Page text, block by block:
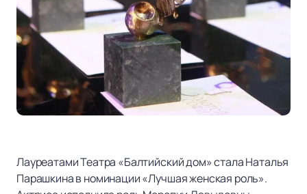
Лауреатами Театра «Балтийский дом» стала Наталья
Парашкина в номинации «Лучшая женская роль».